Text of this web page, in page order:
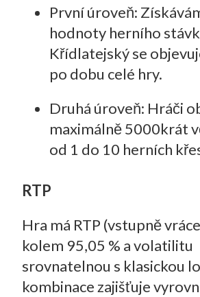
První úroveň:
hodnoty herního
Křídlatejský se
po dobu celé hry.
Druhá úroveň: Hráči
maximálně 5000krát
od 1 do 10 herních
RTP
Hra má RTP (vstupně
kolem 95,05 % a volatilitu
srovnatelnou s klasickou
kombinace zajišťuje